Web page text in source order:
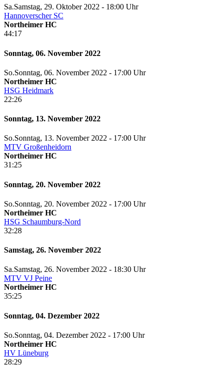
Sa.Samstag, 29. Oktober 2022 - 18:00 Uhr
Hannoverscher SC
Northeimer HC
44:17
Sonntag, 06. November 2022
So.Sonntag, 06. November 2022 - 17:00 Uhr
Northeimer HC
HSG Heidmark
22:26
Sonntag, 13. November 2022
So.Sonntag, 13. November 2022 - 17:00 Uhr
MTV Großenheidorn
Northeimer HC
31:25
Sonntag, 20. November 2022
So.Sonntag, 20. November 2022 - 17:00 Uhr
Northeimer HC
HSG Schaumburg-Nord
32:28
Samstag, 26. November 2022
Sa.Samstag, 26. November 2022 - 18:30 Uhr
MTV VJ Peine
Northeimer HC
35:25
Sonntag, 04. Dezember 2022
So.Sonntag, 04. Dezember 2022 - 17:00 Uhr
Northeimer HC
HV Lüneburg
28:29